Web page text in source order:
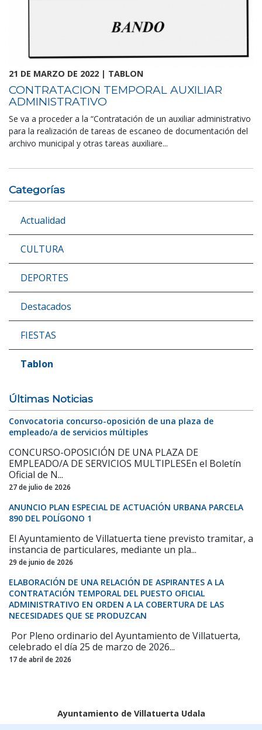
21 DE MARZO DE 2022 | TABLON
CONTRATACION TEMPORAL AUXILIAR
ADMINISTRATIVO
Se va a proceder a la “Contratación de un auxiliar administrativo
para la realización de tareas de escaneo de documentación del
archivo municipal y otras tareas auxiliare...
Categorías
Actualidad
CULTURA
DEPORTES
Destacados
FIESTAS
Tablon
Últimas Noticias
Convocatoria concurso-oposición de una plaza de
empleado/a de servicios múltiples
CONCURSO-OPOSICIÓN DE UNA PLAZA DE
EMPLEADO/A DE SERVICIOS MULTIPLESEn el Boletín
Oficial de N...
27 de julio de 2026
ANUNCIO PLAN ESPECIAL DE ACTUACIÓN URBANA PARCELA
890 DEL POLÍGONO 1
El Ayuntamiento de Villatuerta tiene previsto tramitar, a
instancia de particulares, mediante un pla...
29 de junio de 2026
ELABORACIÓN DE UNA RELACIÓN DE ASPIRANTES A LA
CONTRATACIÓN TEMPORAL DEL PUESTO OFICIAL
ADMINISTRATIVO EN ORDEN A LA COBERTURA DE LAS
NECESIDADES QUE SE PRODUZCAN
Por Pleno ordinario del Ayuntamiento de Villatuerta,
celebrado el día 25 de marzo de 2026...
17 de abril de 2026
Ayuntamiento de Villatuerta Udala